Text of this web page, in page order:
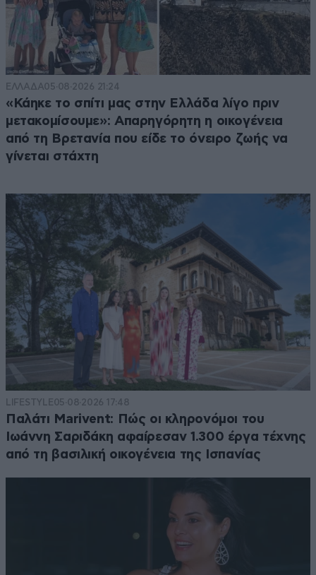
ΕΛΛΑΔΑ05·08·2026 21:24
«Κάηκε το σπίτι μας στην Ελλάδα λίγο πριν
μετακομίσουμε»: Απαρηγόρητη η οικογένεια
από τη Βρετανία που είδε το όνειρο ζωής να
γίνεται στάχτη
LIFESTYLE05·08·2026 17:48
Παλάτι Marivent: Πώς οι κληρονόμοι του
Ιωάννη Σαριδάκη αφαίρεσαν 1.300 έργα τέχνης
από τη βασιλική οικογένεια της Ισπανίας